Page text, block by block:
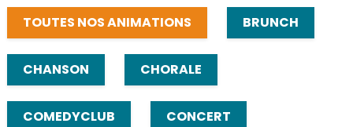
TOUTES NOS ANIMATIONS BRUNCH
CHANSON CHORALE
COMEDYCLUB CONCERT